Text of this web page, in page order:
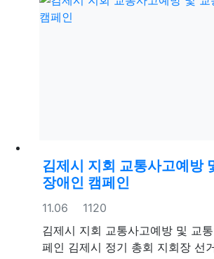
김제시 지회 교통사고예방
장애인 캠페인
등록일
11.06 조회
1120
김제시 지회 교통사고예방 및 교
페인 김제시 정기 총회 지회장 선